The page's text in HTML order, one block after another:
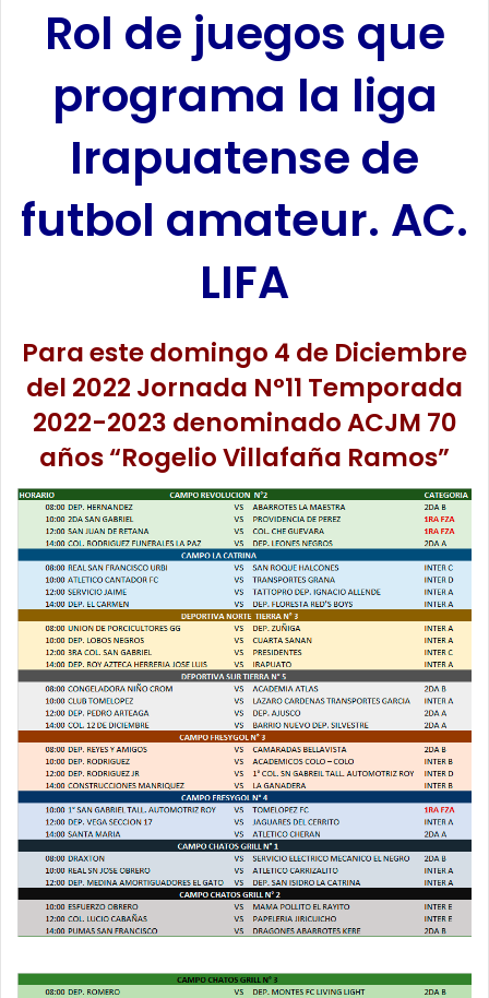
Rol de juegos que
programa la liga
Irapuatense de
futbol amateur. AC.
LIFA
Para este domingo 4 de Diciembre
del 2022 Jornada N°11 Temporada
2022-2023 denominado ACJM 70
años “Rogelio Villafaña Ramos”